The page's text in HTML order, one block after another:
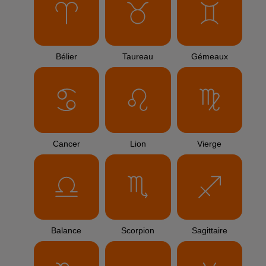
Bélier Taureau Gémeaux
Cancer Lion Vierge
Balance Scorpion Sagittaire